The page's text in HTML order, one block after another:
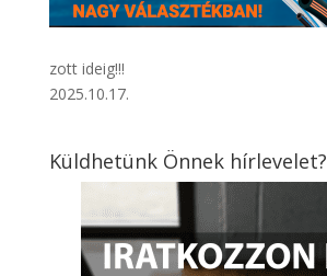
zott ideig!!!
2025.10.17.
Küldhetünk Önnek hírlevelet?